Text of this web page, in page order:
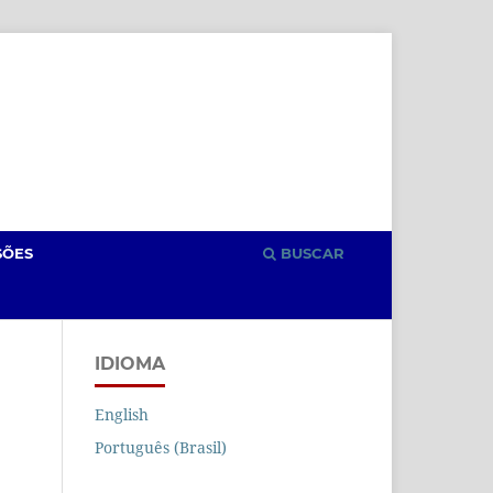
BUSCAR
IDIOMA
English
Português (Brasil)